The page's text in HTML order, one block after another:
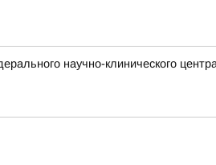
научно-клинического